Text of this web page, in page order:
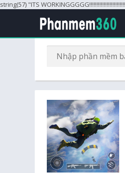
string(57) "ITS